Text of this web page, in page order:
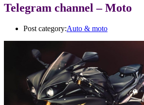
Telegram channel – Moto
Post category:Auto & moto